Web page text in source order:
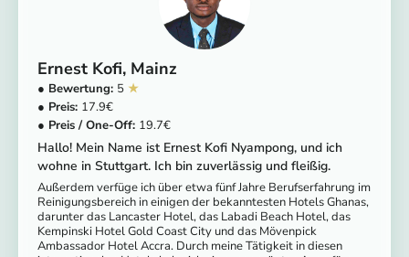
Ernest Kofi Mainz
5
17.9
19.7
Hallo! Mein Name ist Ernest Kofi Nyampong, und ich
wohne in Stuttgart. Ich bin zuverlässig und fleißig.
Außerdem verfüge ich über etwa fünf Jahre Berufserfahrung im
Reinigungsbereich in einigen der bekanntesten Hotels Ghanas,
darunter das Lancaster Hotel, das Labadi Beach Hotel, das
Kempinski Hotel Gold Coast City und das Mövenpick
Ambassador Hotel Accra. Durch meine Tätigkeit in diesen